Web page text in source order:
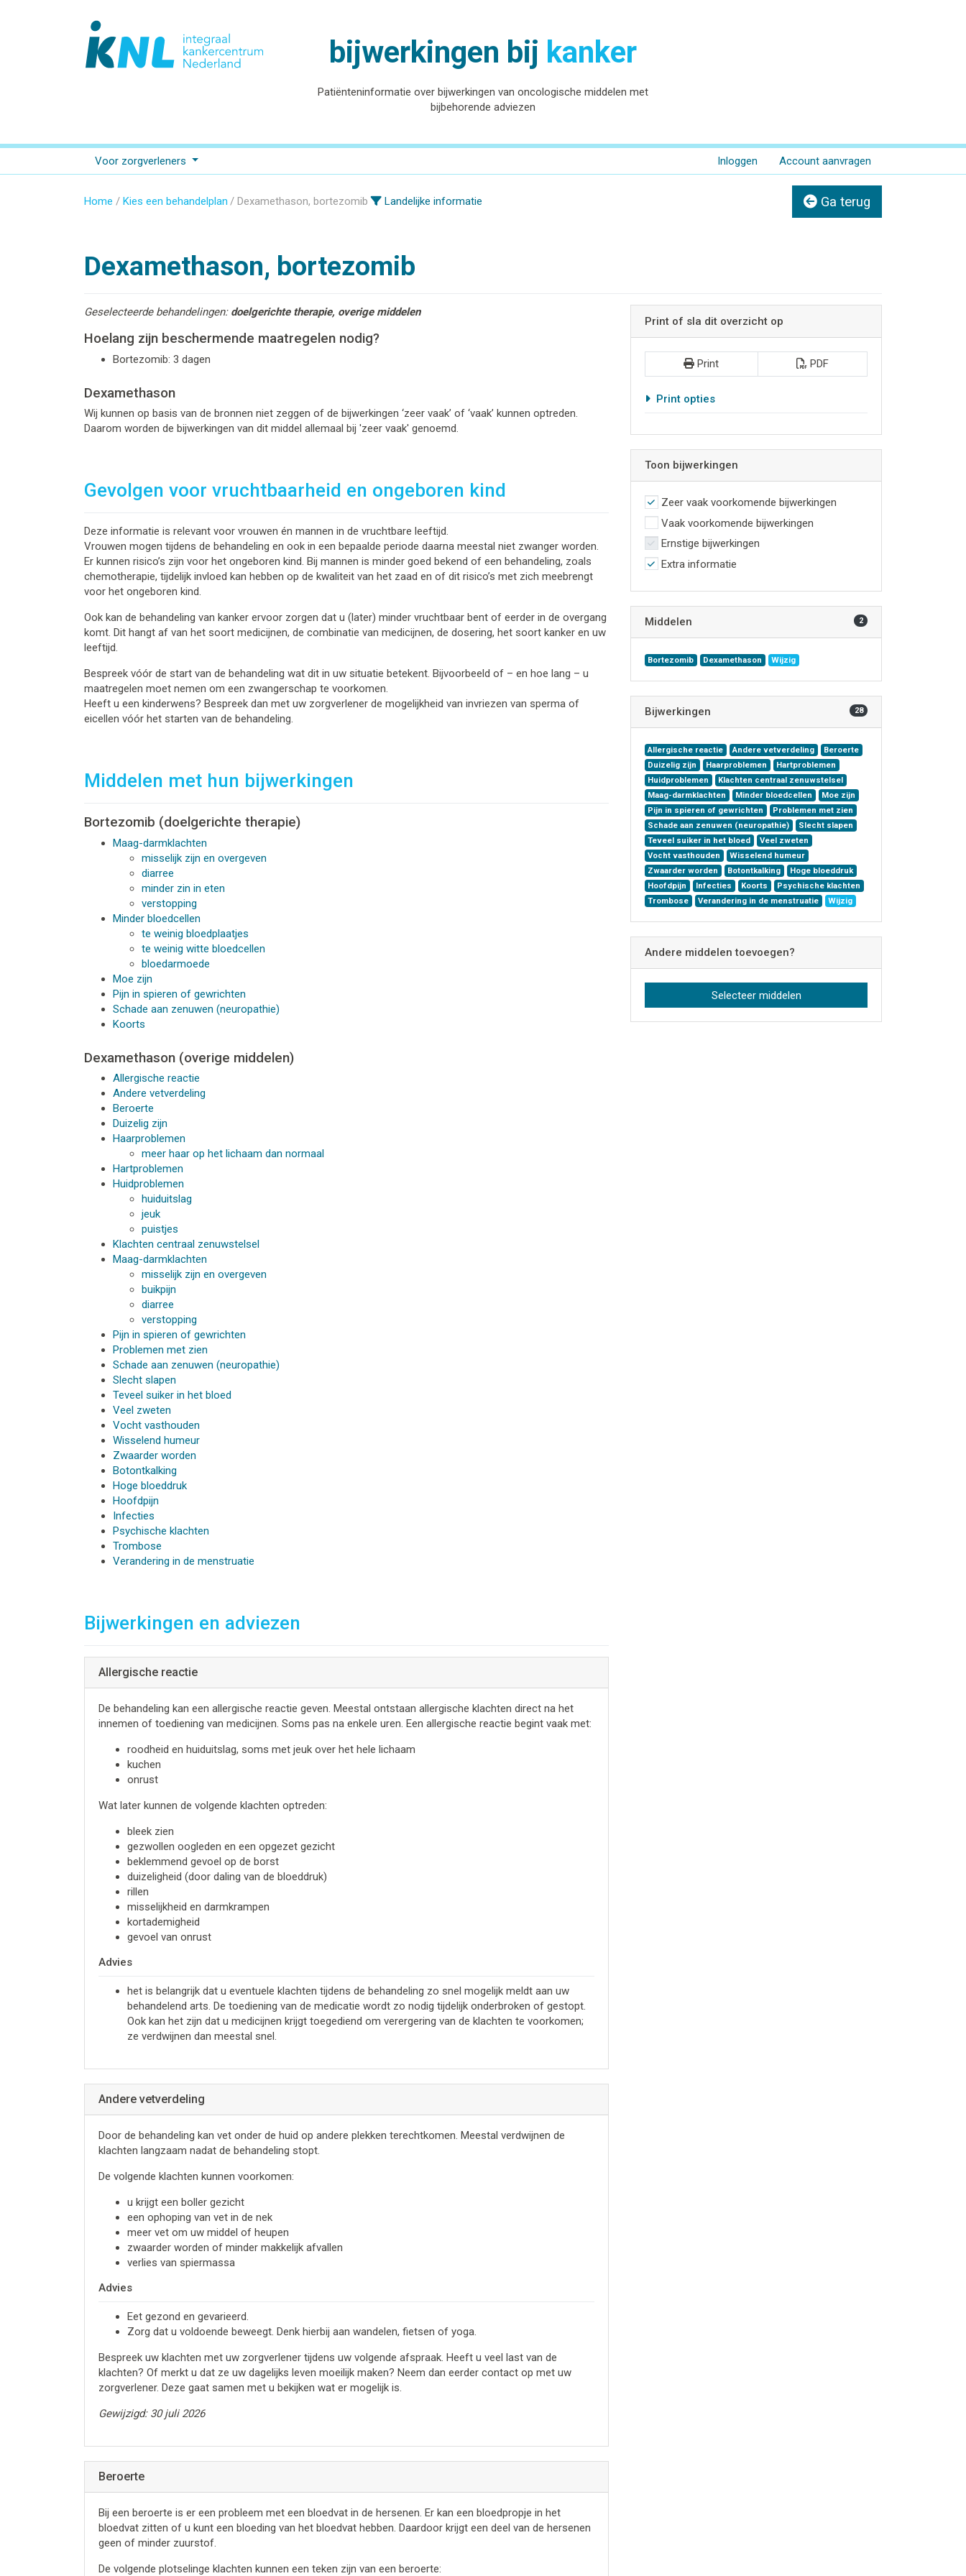
bijwerkingen bij kanker
Patiënteninformatie over bijwerkingen van oncologische middelen met
bijbehorende adviezen
Voor zorgverleners Inloggen Account aanvragen
Home Kies een behandelplan Dexamethason, bortezomib Landelijke informatie Ga terug
Dexamethason, bortezomib
Geselecteerde behandelingen: doelgerichte therapie, overige middelen
Hoelang zijn beschermende maatregelen nodig?
Bortezomib: 3 dagen
Dexamethason
Wij kunnen op basis van de bronnen niet zeggen of de bijwerkingen ‘zeer vaak’ of ‘vaak’ kunnen optreden.
Daarom worden de bijwerkingen van dit middel allemaal bij 'zeer vaak' genoemd.
Gevolgen voor vruchtbaarheid en ongeboren kind
Deze informatie is relevant voor vrouwen én mannen in de vruchtbare leeftijd.
Vrouwen mogen tijdens de behandeling en ook in een bepaalde periode daarna meestal niet zwanger worden.
Er kunnen risico’s zijn voor het ongeboren kind. Bij mannen is minder goed bekend of een behandeling, zoals
chemotherapie, tijdelijk invloed kan hebben op de kwaliteit van het zaad en of dit risico’s met zich meebrengt
voor het ongeboren kind.
Ook kan de behandeling van kanker ervoor zorgen dat u (later) minder vruchtbaar bent of eerder in de overgang
komt. Dit hangt af van het soort medicijnen, de combinatie van medicijnen, de dosering, het soort kanker en uw
leeftijd.
Bespreek vóór de start van de behandeling wat dit in uw situatie betekent. Bijvoorbeeld of – en hoe lang – u
maatregelen moet nemen om een zwangerschap te voorkomen.
Heeft u een kinderwens? Bespreek dan met uw zorgverlener de mogelijkheid van invriezen van sperma of
eicellen vóór het starten van de behandeling.
Middelen met hun bijwerkingen
Bortezomib (doelgerichte therapie)
Maag-darmklachten
misselijk zijn en overgeven
diarree
minder zin in eten
verstopping
Minder bloedcellen
te weinig bloedplaatjes
te weinig witte bloedcellen
bloedarmoede
Moe zijn
Pijn in spieren of gewrichten
Schade aan zenuwen (neuropathie)
Koorts
Dexamethason (overige middelen)
Allergische reactie
Andere vetverdeling
Beroerte
Duizelig zijn
Haarproblemen
meer haar op het lichaam dan normaal
Hartproblemen
Huidproblemen
huiduitslag
jeuk
puistjes
Klachten centraal zenuwstelsel
Maag-darmklachten
misselijk zijn en overgeven
buikpijn
diarree
verstopping
Pijn in spieren of gewrichten
Problemen met zien
Schade aan zenuwen (neuropathie)
Slecht slapen
Teveel suiker in het bloed
Veel zweten
Vocht vasthouden
Wisselend humeur
Zwaarder worden
Botontkalking
Hoge bloeddruk
Hoofdpijn
Infecties
Psychische klachten
Trombose
Verandering in de menstruatie
Bijwerkingen en adviezen
Allergische reactie
De behandeling kan een allergische reactie geven. Meestal ontstaan allergische klachten direct na het
innemen of toediening van medicijnen. Soms pas na enkele uren. Een allergische reactie begint vaak met:
roodheid en huiduitslag, soms met jeuk over het hele lichaam
kuchen
onrust
Wat later kunnen de volgende klachten optreden:
bleek zien
gezwollen oogleden en een opgezet gezicht
beklemmend gevoel op de borst
duizeligheid (door daling van de bloeddruk)
rillen
misselijkheid en darmkrampen
kortademigheid
gevoel van onrust
Advies
het is belangrijk dat u eventuele klachten tijdens de behandeling zo snel mogelijk meldt aan uw
behandelend arts. De toediening van de medicatie wordt zo nodig tijdelijk onderbroken of gestopt.
Ook kan het zijn dat u medicijnen krijgt toegediend om verergering van de klachten te voorkomen;
ze verdwijnen dan meestal snel.
Andere vetverdeling
Door de behandeling kan vet onder de huid op andere plekken terechtkomen. Meestal verdwijnen de
klachten langzaam nadat de behandeling stopt.
De volgende klachten kunnen voorkomen:
u krijgt een boller gezicht
een ophoping van vet in de nek
meer vet om uw middel of heupen
zwaarder worden of minder makkelijk afvallen
verlies van spiermassa
Advies
Eet gezond en gevarieerd.
Zorg dat u voldoende beweegt. Denk hierbij aan wandelen, fietsen of yoga.
Bespreek uw klachten met uw zorgverlener tijdens uw volgende afspraak. Heeft u veel last van de
klachten? Of merkt u dat ze uw dagelijks leven moeilijk maken? Neem dan eerder contact op met uw
zorgverlener. Deze gaat samen met u bekijken wat er mogelijk is.
Gewijzigd: 30 juli 2026
Beroerte
Bij een beroerte is er een probleem met een bloedvat in de hersenen. Er kan een bloedpropje in het
bloedvat zitten of u kunt een bloeding van het bloedvat hebben. Daardoor krijgt een deel van de hersenen
geen of minder zuurstof.
De volgende plotselinge klachten kunnen een teken zijn van een beroerte:
Print of sla dit overzicht op
Print PDF
Print opties
Toon bijwerkingen
Zeer vaak voorkomende bijwerkingen
Vaak voorkomende bijwerkingen
Ernstige bijwerkingen
Extra informatie
Middelen 2
Bortezomib Dexamethason Wijzig
Bijwerkingen 28
Allergische reactie Andere vetverdeling
Beroerte
Duizelig zijn
Haarproblemen
Hartproblemen
Huidproblemen
Klachten centraal zenuwstelsel
Maag-darmklachten
Minder bloedcellen
Moe zijn
Pijn in spieren of gewrichten
Problemen met zien
Schade aan zenuwen (neuropathie)
Slecht slapen
Teveel suiker in het bloed
Veel zweten
Vocht vasthouden
Wisselend humeur
Zwaarder worden
Botontkalking
Hoge bloeddruk
Hoofdpijn
Infecties Koorts
Psychische klachten
Trombose
Verandering in de menstruatie Wijzig
Andere middelen toevoegen?
Selecteer middelen